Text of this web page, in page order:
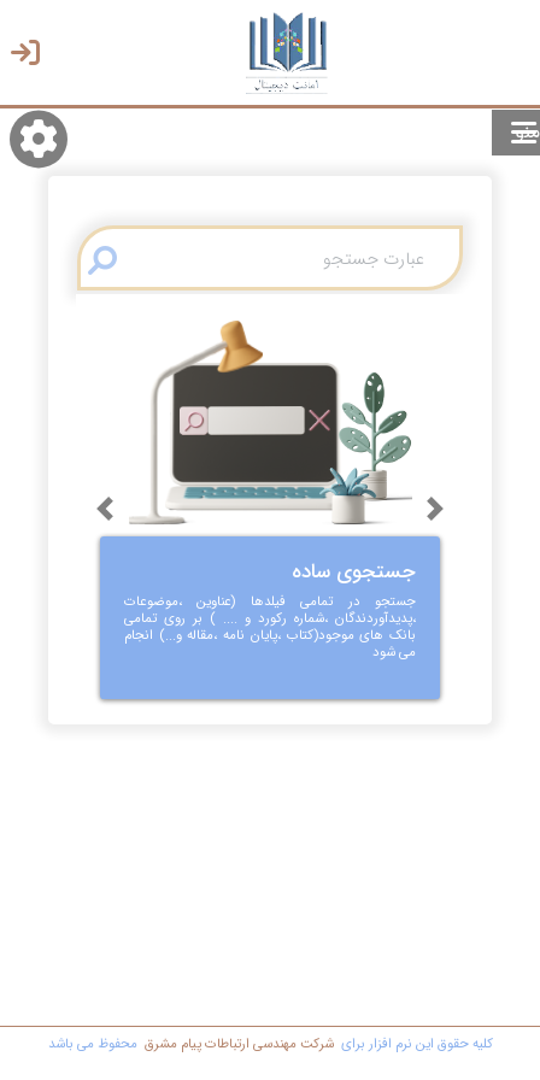
منو
انتخاب زبان
جستجوی ساده
جستجو در تمامی فیلدها (عناوین ،موضوعات
،پدیدآوردندگان ،شماره رکورد و .... ) بر روی تمامی
بانک های موجود(کتاب ،پایان نامه ،مقاله و...) انجام
می شود
Previous Next
کليه حقوق اين نرم افزار برای شرکت مهندسي ارتباطات پیام مشرق محفوظ مي باشد